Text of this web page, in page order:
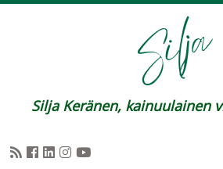
Silja Keränen, kainuulainen